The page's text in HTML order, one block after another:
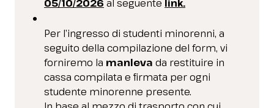
05/10/2026 al seguente link.
Per l’ingresso di studenti minorenni, a
seguito della compilazione del form, vi
forniremo la manleva da restituire in
cassa compilata e firmata per ogni
studente minorenne presente.